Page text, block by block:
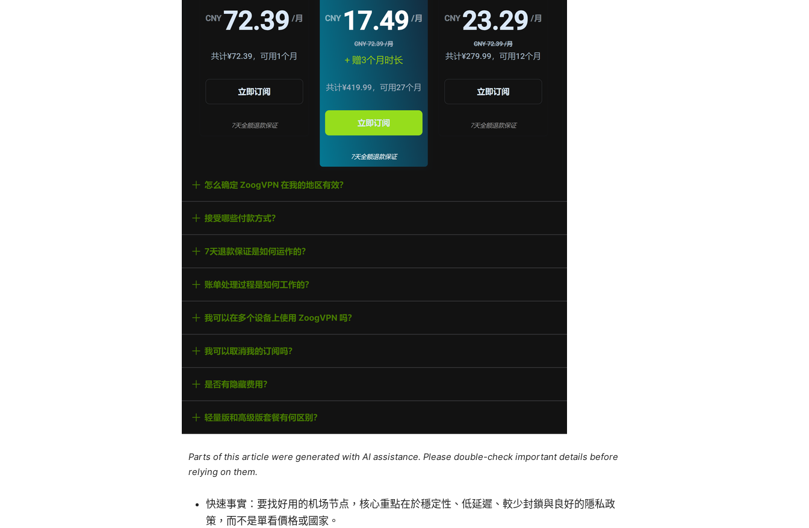
Parts of this article were generated with AI assistance. Please double-check important details before
relying on them.
快速事實：要找好用的机场节点，核心重點在於穩定性、低延遲、較少封鎖與良好的隱私政
策，而不是單看價格或國家。